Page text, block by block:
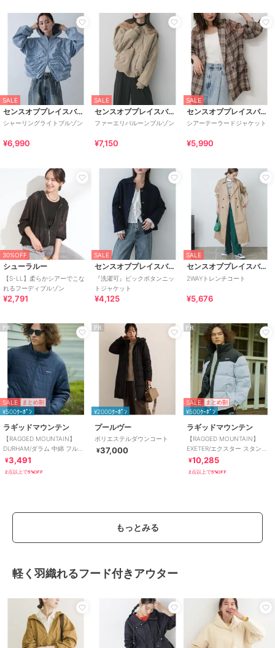
SALE
センスオブプレイスバイアーバンリサーチ
シャーリングライトブルゾン
¥6,990
SALE
センスオブプレイスバイアーバンリサーチ
ファーエリバルーンブルゾン
¥7,150
SALE
センスオブプレイスバイアーバンリサーチ
シアーテーラードジャケット
¥5,990
30%OFF
シューラルー
【S-LL】柔らかシアーでこな
れるフーディブルゾン
¥2,791
SALE
センスオブプレイスバイアーバンリサーチ
『洗濯可』ビックボタンニッ
トジャケット
¥4,125
SALE
センスオブプレイスバイアーバンリサーチ
2WAYトレンチコート
¥5,676
PR
SALE まとめ割
¥500ｸｰﾎﾟﾝ
ラギッドマウンテン
【RAGGED MOUNTAIN】
DURHAM/ダラム 中綿 フルジ
ップ スタンドカラー ジャケッ
¥3,491
2点以上で5%OFF
PR
¥2000ｸｰﾎﾟﾝ
プールヴー
ポリエステルダウンコート
¥37,000
PR
SALE まとめ割
¥500ｸｰﾎﾟﾝ
ラギッドマウンテン
【RAGGED MOUNTAIN】
EXETER/エクスター スタンド
中綿 ジャケット エコダウン
¥10,285
2点以上で5%OFF
もっとみる
軽く羽織れるフード付きアウター